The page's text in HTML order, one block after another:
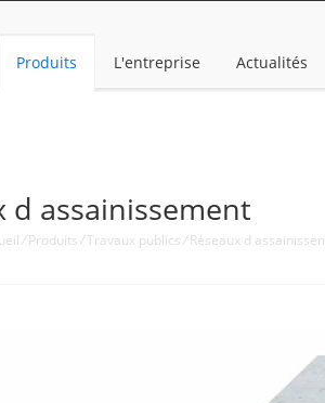
Produits L'entreprise Actualités
d assainissement
/Produits/Travaux publics/Réseaux d